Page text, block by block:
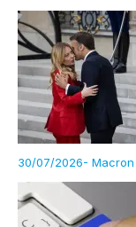
30/07/2026- Macron